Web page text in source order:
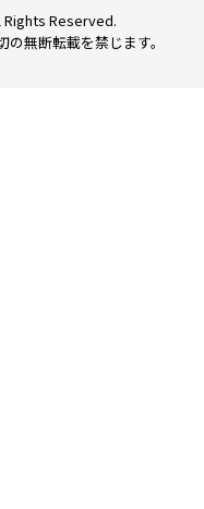
Reserved.
無断転載を禁じます。